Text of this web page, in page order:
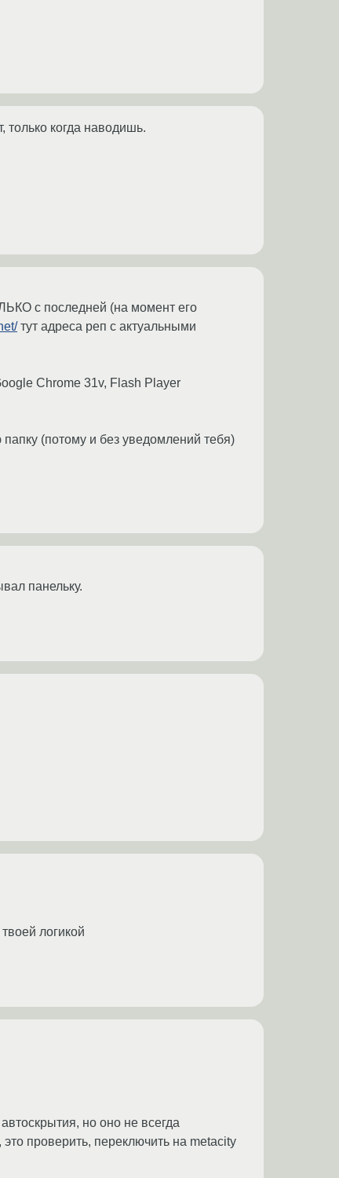
только когда наводишь.
с последней (на момент его
тут адреса реп с актуальными
Chrome 31v, Flash Player
(потому и без уведомлений тебя)
панельку.
логикой
но оно не всегда
проверить, переключить на metacity